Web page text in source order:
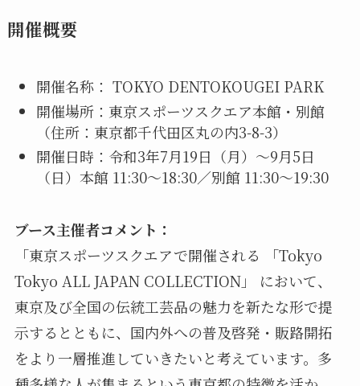
開催概要
開催名称： TOKYO DENTOKOUGEI PARK
開催場所：東京スポーツスクエア本館・別館
（住所：東京都千代田区丸の内3-8-3）
開催日時：令和3年7月19日（月）〜9月5日
（日）本館 11:30〜18:30／別館 11:30〜19:30
ブース主催者コメント：
「東京スポーツスクエアで開催される 「Tokyo
Tokyo ALL JAPAN COLLECTION」 において、
東京及び全国の伝統工芸品の魅力を新たな形で提
示するとともに、国内外への普及啓発・販路開拓
をより一層推進していきたいと考えています。多